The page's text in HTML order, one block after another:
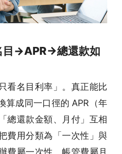
目→APR→總還款如
看名目利率」。真正能比
算成同一口徑的 APR（年
總還款金額、月付」互相
費用分類為「一次性」與
費屬一次性、帳管費屬月